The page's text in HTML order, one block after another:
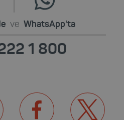
ve WhatsApp'ta
1 800